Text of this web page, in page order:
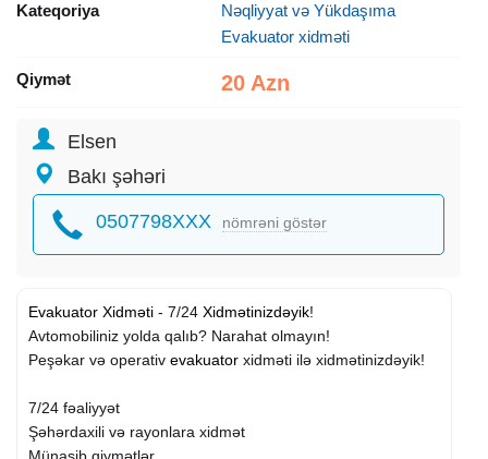
Kateqoriya
Nəqliyyat və Yükdaşıma
Evakuator xidməti
Qiymət 20 Azn
Elsen
Bakı şəhəri
0507798XXX nömrəni göstər
Evakuator Xidməti - 7/24 Xidmətinizdəyik!
Avtomobiliniz yolda qalıb? Narahat olmayın!
Peşəkar və operativ evakuator xidməti ilə xidmətinizdəyik!
7/24 fəaliyyət
Şəhərdaxili və rayonlara xidmət